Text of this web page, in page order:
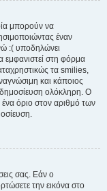
μπορούν να
έναν
:( υποδηλώνει
εμφανιστεί στη φόρμα
τα smilies,
και κάποιος
δημοσίευση ολόκληρη. Ο
ένα όριο στον αριθμό των
σας. Εάν ο
την εικόνα στο